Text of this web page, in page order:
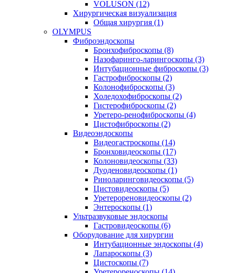
VOLUSON (12)
Хирургическая визуализация
Общая хирургия (1)
OLYMPUS
Фиброэндоскопы
Бронхофиброскопы (8)
Назофаринго-ларингоскопы (3)
Интубационные фиброскопы (3)
Гастрофиброскопы (2)
Колонофиброскопы (3)
Холедохофиброскопы (2)
Гистерофиброскопы (2)
Уретеро-ренофиброскопы (4)
Цистофиброскопы (2)
Видеоэндоскопы
Видеогастроскопы (14)
Бронховидеоскопы (17)
Колоновидеоскопы (33)
Дуоденовидеоскопы (1)
Риноларинговидеоскопы (5)
Цистовидеоскопы (5)
Уретерореновидеоскопы (2)
Энтероскопы (1)
Ультразвуковые эндоскопы
Гастровидеоскопы (6)
Оборудование для хирургии
Интубационные эндоскопы (4)
Лапароскопы (3)
Цистоскопы (7)